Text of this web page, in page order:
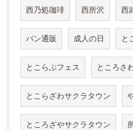
西乃処珈琲 西所沢 西
パン通販 成人の日 と
とこらぶフェス ところさ
とこらざわサクラタウン
ところざやサクラタウン